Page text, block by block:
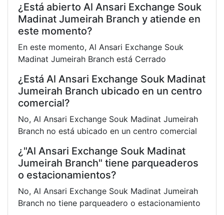
¿Está abierto Al Ansari Exchange Souk
Madinat Jumeirah Branch y atiende en
este momento?
En este momento, Al Ansari Exchange Souk
Madinat Jumeirah Branch está Cerrado
¿Está Al Ansari Exchange Souk Madinat
Jumeirah Branch ubicado en un centro
comercial?
No, Al Ansari Exchange Souk Madinat Jumeirah
Branch no está ubicado en un centro comercial
¿"Al Ansari Exchange Souk Madinat
Jumeirah Branch" tiene parqueaderos
o estacionamientos?
No, Al Ansari Exchange Souk Madinat Jumeirah
Branch no tiene parqueadero o estacionamiento